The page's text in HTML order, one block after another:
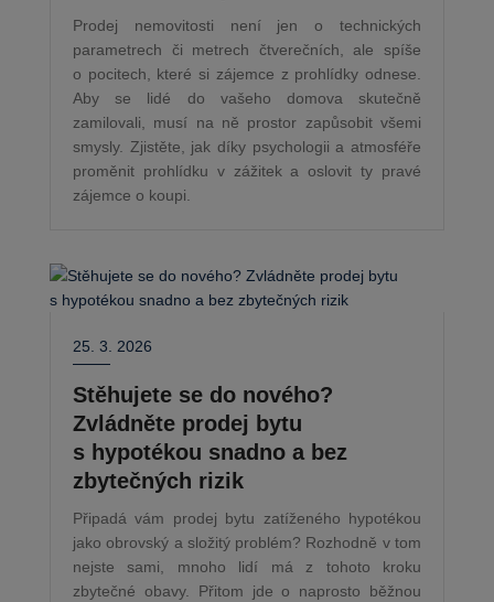
Prodej nemovitosti není jen o technických
parametrech či metrech čtverečních, ale spíše
o pocitech, které si zájemce z prohlídky odnese.
Aby se lidé do vašeho domova skutečně
zamilovali, musí na ně prostor zapůsobit všemi
smysly. Zjistěte, jak díky psychologii a atmosféře
proměnit prohlídku v zážitek a oslovit ty pravé
zájemce o koupi.
25. 3. 2026
Stěhujete se do nového?
Zvládněte prodej bytu
s hypotékou snadno a bez
zbytečných rizik
Připadá vám prodej bytu zatíženého hypotékou
jako obrovský a složitý problém? Rozhodně v tom
nejste sami, mnoho lidí má z tohoto kroku
zbytečné obavy. Přitom jde o naprosto běžnou